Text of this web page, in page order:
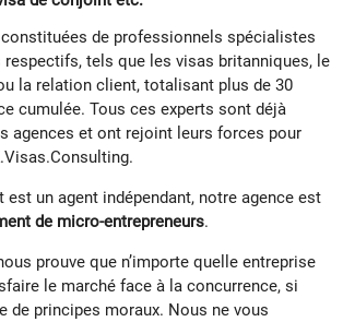
de professionnels spécialistes
respectifs, tels que les visas britanniques, le
la relation client, totalisant plus de 30
cumulée. Tous ces experts sont déjà
agences et ont rejoint leurs forces pour
est un agent indépendant, notre agence est
de micro-entrepreneurs.
prouve que n’importe quelle entreprise
le marché face à la concurrence, si
de principes moraux. Nous ne vous